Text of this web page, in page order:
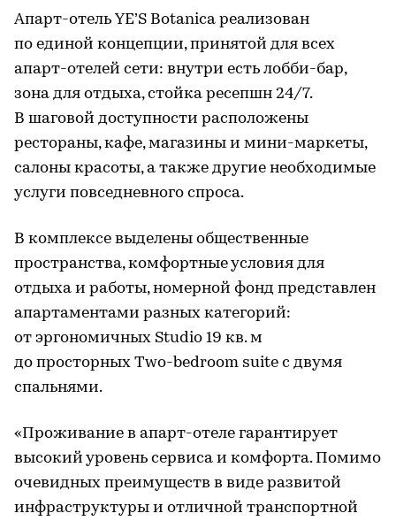
Апарт-отель YE’S Botanica реализован
по единой концепции, принятой для всех
апарт-отелей сети: внутри есть лобби-бар,
зона для отдыха, стойка ресепшн 24/7.
В шаговой доступности расположены
рестораны, кафе, магазины и мини-маркеты,
салоны красоты, а также другие необходимые
услуги повседневного спроса.
В комплексе выделены общественные
пространства, комфортные условия для
отдыха и работы, номерной фонд представлен
апартаментами разных категорий:
от эргономичных Studio 19 кв. м
до просторных Two-bedroom suite с двумя
спальнями.
«Проживание в апарт-отеле гарантирует
высокий уровень сервиса и комфорта. Помимо
очевидных преимуществ в виде развитой
инфраструктуры и отличной транспортной